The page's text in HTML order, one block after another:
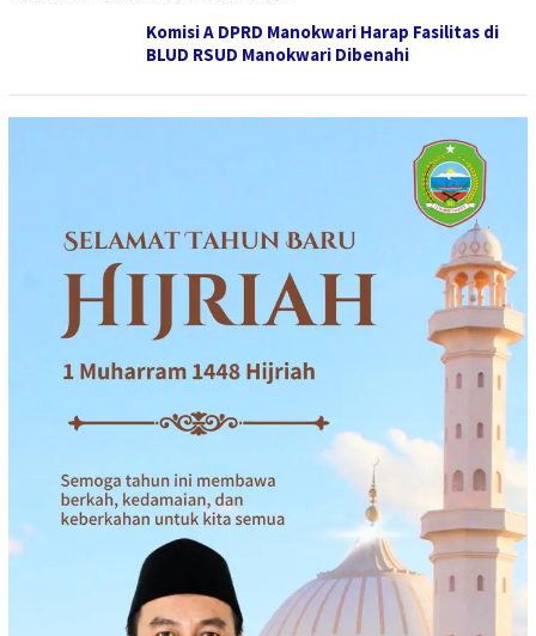
Komisi A DPRD Manokwari Harap Fasilitas di
BLUD RSUD Manokwari Dibenahi